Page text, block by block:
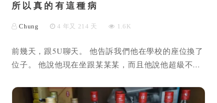
所以真的有這種病
Chung 4 年又 214 天 1.6K
前幾天，跟5U聊天。 他告訴我們他在學校的座位換了
位子。 他說他現在坐跟某某某，而且他說他超級不...